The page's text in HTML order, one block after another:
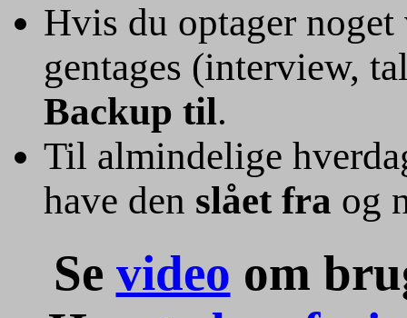
Hvis du optager
gentages (interview,
Backup til.
Til almindelige
have den slået fra og
Se video om